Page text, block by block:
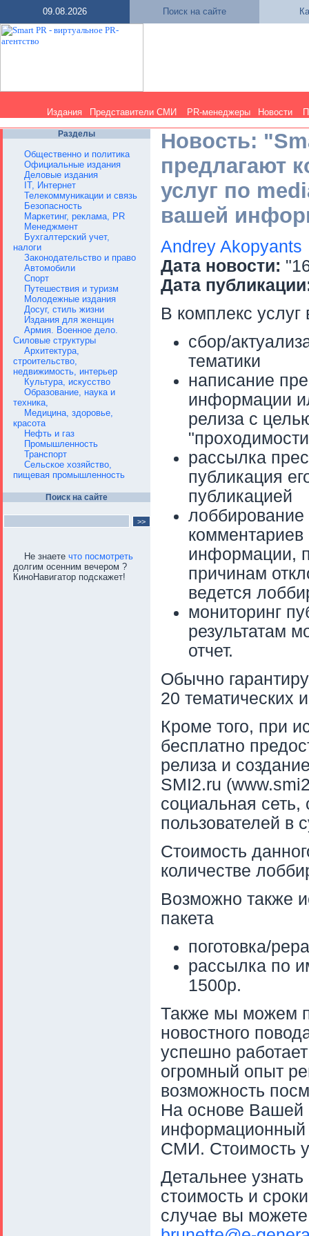
09.08.2026 Поиск на сайте
Издания Представители СМИ PR-менеджеры Новости
Разделы
Общественно и политика
Официальные издания
Деловые издания
IT, Интернет
Телекоммуникации и связь
Безопасность
Маркетинг, реклама, PR
Менеджмент
Бухгалтерский учет,
налоги
Законодательство и право
Автомобили
Спорт
Путешествия и туризм
Молодежные издания
Досуг, стиль жизни
Издания для женщин
Армия. Военное дело.
Силовые структуры
Архитектура,
строительство,
недвижимость, интерьер
Культура, искусство
Образование, наука и
техника,
Медицина, здоровье,
красота
Нефть и газ
Промышленность
Транспорт
Сельское хозяйство,
пищевая промышленность
Поиск на сайте
Не знаете что посмотреть
долгим осенним вечером ?
КиноНавигатор подскажет!
Новость:
предлагают
услуг по
вашей
Andrey Akopyants
Дата новости:
Дата
В комплекс услуг
сбор/
тематики
написание
информации
релиза с
рассылка
публикация
публикацией
лоббирование
комментариев
информации,
причинам
ведется
мониторинг
результатам
отчет.
Обычно
20 тематических
Кроме того, при
бесплатно
релиза и
SMI2.ru
социальная
пользователей в
Стоимость
количестве
Возможно также
пакета
поготовка/
рассылка по
1500р.
Также мы можем
новостного
успешно
огромный опыт
возможность
На основе Вашей
информационный
СМИ. Стоимость
Детальнее
стоимость и
случае вы